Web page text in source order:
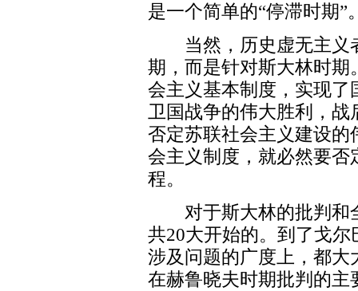
是一个简单的“停滞时期”
当然，历史虚无主义
期，而是针对斯大林时
会主义基本制度，实现
卫国战争的伟大胜利，
否定苏联社会主义建设
会主义制度，就必然要
程。
对于斯大林的批判和
共20大开始的。到了戈
涉及问题的广度上，都
在赫鲁晓夫时期批判的